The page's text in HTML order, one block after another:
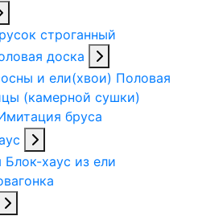
строганный
доска
и ели(хвои) Половая
(камерной сушки)
бруса
Блок-хаус из ели